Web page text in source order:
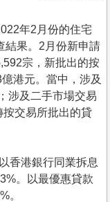
年2月份的住宅
結果。2月份新申請
宗，新批出的按
港元。當中，涉及
涉及二手市場交易
交易所批出的貸
香港銀行同業拆息
。以最優惠貸款
。